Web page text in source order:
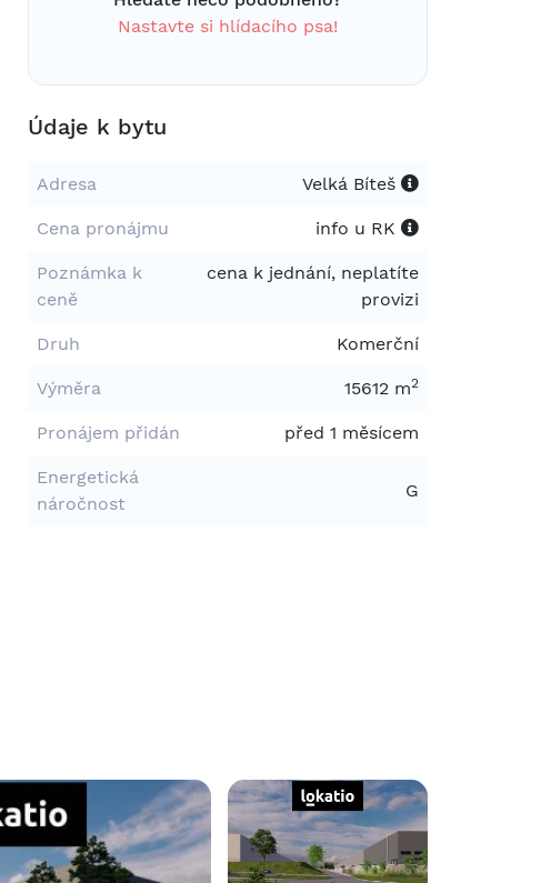
Nastavte si hlídacího psa!
Údaje k bytu
Adresa Velká Bíteš
Cena pronájmu info u RK
Poznámka k
ceně
cena k jednání, neplatíte
provizi
Druh Komerční
Výměra 15612 m2
Pronájem přidán před 1 měsícem
Energetická
náročnost
G